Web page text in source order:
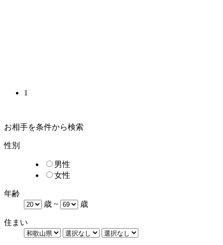
1
お相手を条件から検索
性別
男性
女性
年齢
歳 ~
歳
住まい